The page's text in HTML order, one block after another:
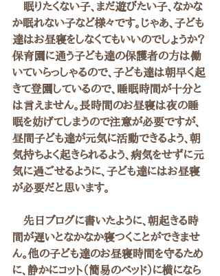
眠りたくない子、まだ遊びたい子、なかな
か眠れない子など様々です。じゃあ、子ども
達はお昼寝をしなくてもいいのでしょうか？
保育園に通う子ども達の保護者の方は働
いていらっしゃるので、子ども達は朝早く起
きて登園しているので、睡眠時間が十分と
は言えません。長時間のお昼寝は夜の睡
眠を妨げてしまうので注意が必要ですが、
昼間子ども達が元気に活動できるよう、朝
気持ちよく起きられるよう、病気をせずに元
気に過ごせるように、子ども達にはお昼寝
が必要だと思います。
先日ブログに書いたように、朝起きる時
間が遅いとなかなか寝つくことができませ
ん。他の子ども達のお昼寝時間を守るため
に、静かにコット（簡易のベッド）に横になら